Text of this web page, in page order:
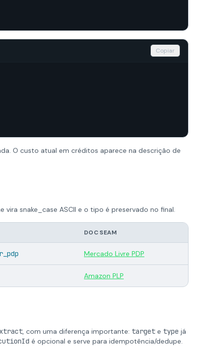
Copiar
O custo atual em créditos aparece na descrição de
vira snake_case ASCII e o tipo é preservado no final.
DOC SEAM
Mercado Livre PDP
Amazon PLP
, com uma diferença importante: target e type já
é opcional e serve para idempotência/dedupe.